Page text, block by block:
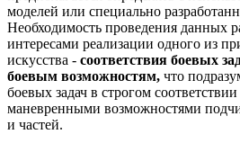
моделей или специально
Необходимость проведения данных
интересами реализации одного из
искусства - соответствия боевых
боевым возможностям, что
боевых задач в строгом
маневренными возможностями
и частей.